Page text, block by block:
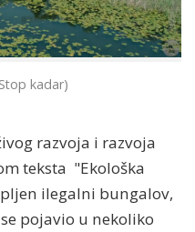
kadar)
razvoja i razvoja
teksta "Ekološka
ilegalni bungalov,
pojavio u nekoliko